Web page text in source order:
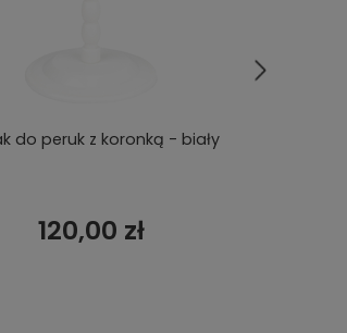
do peruk z koronką - biały
120,00 zł